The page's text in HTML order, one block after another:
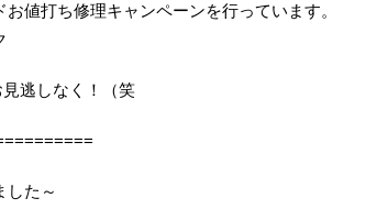
値打ち修理キャンペーンを行っています。
逃しなく！（笑
した～